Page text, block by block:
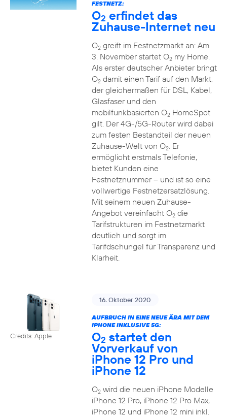
FESTNETZ:
O2 erfindet das
Zuhause-Internet neu
O2greift im Festnetzmarkt an: Am
3. November startet O2my Home.
Als erster deutscher Anbieter bringt
O2damit einen Tarif auf den Markt,
der gleichermaßen für DSL, Kabel,
Glasfaser und den
mobilfunkbasierten O2HomeSpot
gilt. Der 4G-/5G-Router wird dabei
zum festen Bestandteil der neuen
Zuhause-Welt von O2. Er
ermöglicht erstmals Telefonie,
bietet Kunden eine
Festnetznummer – und ist so eine
vollwertige Festnetzersatzlösung.
Mit seinem neuen Zuhause-
Angebot vereinfacht O2die
Tarifstrukturen im Festnetzmarkt
deutlich und sorgt im
Tarifdschungel für Transparenz und
Klarheit.
Credits: Apple
16. Oktober 2020
AUFBRUCH IN EINE NEUE ÄRA MIT DEM
IPHONE INKLUSIVE 5G:
O2 startet den
Vorverkauf von
iPhone 12 Pro und
iPhone 12
O2wird die neuen iPhone Modelle
iPhone 12 Pro, iPhone 12 Pro Max,
iPhone 12 und iPhone 12 mini inkl.